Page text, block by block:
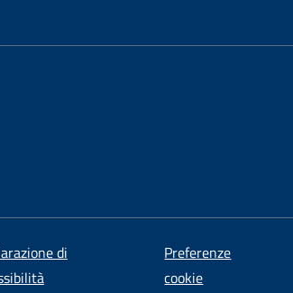
di
Preferenze
cookie